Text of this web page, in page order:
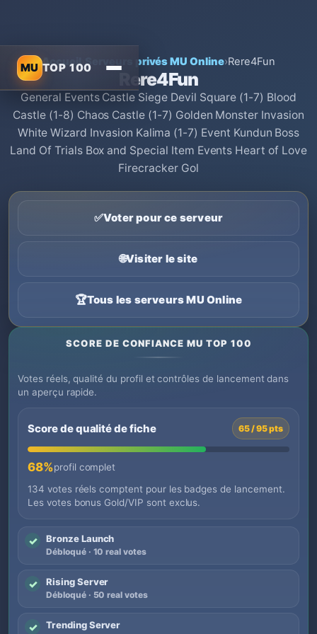
MU TOP 100
Accueil›Serveurs privés MU Online›Rere4Fun
Rere4Fun
General Events Castle Siege Devil Square (1-7) Blood
Castle (1-8) Chaos Castle (1-7) Golden Monster Invasion
White Wizard Invasion Kalima (1-7) Event Kundun Boss
Land Of Trials Box and Special Item Events Heart of Love
Firecracker Gol
✅Voter pour ce serveur
🌐Visiter le site
🏆Tous les serveurs MU Online
SCORE DE CONFIANCE MU TOP 100
Votes réels, qualité du profil et contrôles de lancement dans
un aperçu rapide.
Score de qualité de fiche 65 / 95 pts
68%profil complet
134 votes réels comptent pour les badges de lancement.
Les votes bonus Gold/VIP sont exclus.
✓ Bronze Launch
Débloqué · 10 real votes
✓ Rising Server
Débloqué · 50 real votes
✓ Trending Server